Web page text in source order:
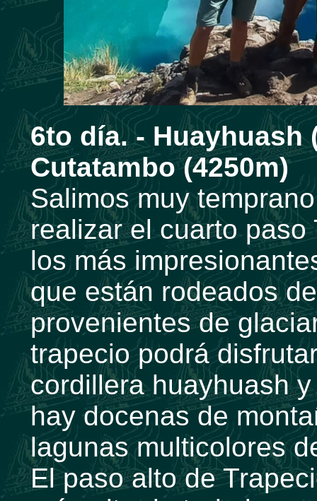
6to día. - Huayhuash
Cutatambo (4250m)
Salimos muy
realizar el cuarto
los más
que están rodeados
provenientes de
trapecio podrá
cordillera huayhuash
hay docenas de
lagunas multicolores
El paso alto de